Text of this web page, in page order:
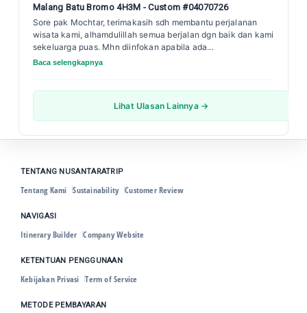
Malang Batu Bromo 4H3M - Custom #04070726
Sore pak Mochtar, terimakasih sdh membantu perjalanan
wisata kami, alhamdulillah semua berjalan dgn baik dan kami
sekeluarga puas. Mhn diinfokan apabila ada...
Baca selengkapnya
Lihat Ulasan Lainnya →
TENTANG NUSANTARATRIP
Tentang Kami Sustainability Customer Review
NAVIGASI
Itinerary Builder Company Website
KETENTUAN PENGGUNAAN
Kebijakan Privasi Term of Service
METODE PEMBAYARAN